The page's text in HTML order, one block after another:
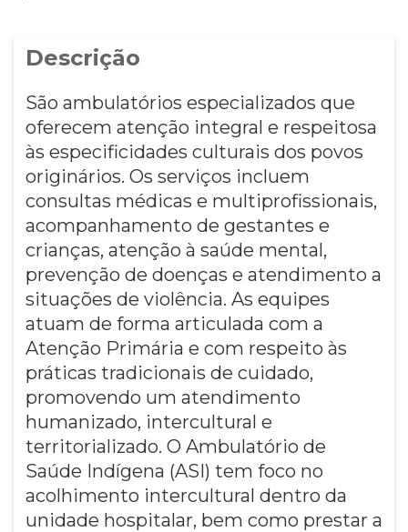
Descrição
São ambulatórios especializados que
oferecem atenção integral e respeitosa
às especificidades culturais dos povos
originários. Os serviços incluem
consultas médicas e multiprofissionais,
acompanhamento de gestantes e
crianças, atenção à saúde mental,
prevenção de doenças e atendimento a
situações de violência. As equipes
atuam de forma articulada com a
Atenção Primária e com respeito às
práticas tradicionais de cuidado,
promovendo um atendimento
humanizado, intercultural e
territorializado. O Ambulatório de
Saúde Indígena (ASI) tem foco no
acolhimento intercultural dentro da
unidade hospitalar, bem como prestar a